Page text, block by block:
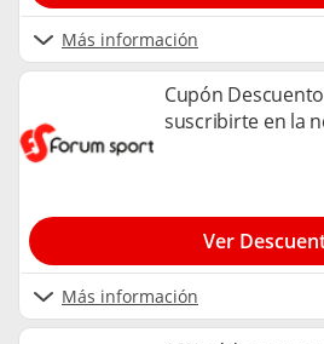
Más información
Cupón
suscribirte en la
Más información
Ver